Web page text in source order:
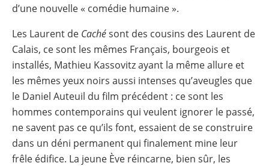
d’une nouvelle « comédie humaine ».
Les Laurent de Cachésont des cousins des Laurent de
Calais, ce sont les mêmes Français, bourgeois et
installés, Mathieu Kassovitz ayant la même allure et
les mêmes yeux noirs aussi intenses qu’aveugles que
le Daniel Auteuil du film précédent : ce sont les
hommes contemporains qui veulent ignorer le passé,
ne savent pas ce qu’ils font, essaient de se construire
dans un déni permanent qui finalement mine leur
frêle édifice. La jeune Ève réincarne, bien sûr, les